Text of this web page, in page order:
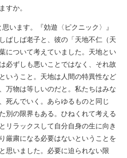
すか。
います。『効遊〈ピクニック〉』
ばしば老子と、彼の「天地不仁（天
について考えていました。天地とい
必ずしも悪いことではなく、それ故
いうこと。天地は人間の特異性など
万物は等しいのだと。私たちはみな
死んでいく。あらゆるものと同じ
別の限界もある。ひねくれて考える
リラックスして自分自身の生に向き
厳粛になる必要はないということを
思いました。必要に迫られない限